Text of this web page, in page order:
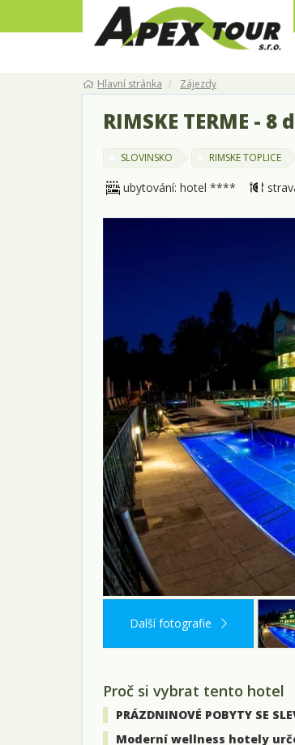
Hlavní stránka Zájezdy
RIMSKE TERME -
SLOVINSKO RIMSKE TOPLICE
ubytování: hotel ****
Další fotografie
Proč si vybrat tento hotel
PRÁZDNINOVÉ POBYTY SE
Moderní wellness hotely